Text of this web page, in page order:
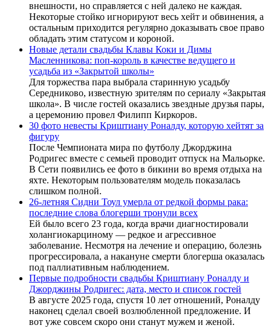
внешности, но справляется с ней далеко не каждая.
Некоторые стойко игнорируют весь хейт и обвинения, а
остальным приходится регулярно доказывать свое право
обладать этим статусом и короной.
Новые детали свадьбы Клавы Коки и Димы
Масленникова: поп-король в качестве ведущего и
усадьба из «Закрытой школы»
Для торжества пара выбрала старинную усадьбу
Середниково, известную зрителям по сериалу «Закрытая
школа». В числе гостей оказались звездные друзья пары,
а церемонию провел Филипп Киркоров.
30 фото невесты Криштиану Роналду, которую хейтят за
фигуру
После Чемпионата мира по футболу Джорджина
Родригес вместе с семьей проводит отпуск на Мальорке.
В Сети появились ее фото в бикини во время отдыха на
яхте. Некоторым пользователям модель показалась
слишком полной.
26-летняя Сидни Тоул умерла от редкой формы рака:
последние слова блогерши тронули всех
Ей было всего 23 года, когда врачи диагностировали
холангиокарциному — редкое и агрессивное
заболевание. Несмотря на лечение и операцию, болезнь
прогрессировала, а накануне смерти блогерша оказалась
под паллиативным наблюдением.
Первые подробности свадьбы Криштиану Роналду и
Джорджины Родригес: дата, место и список гостей
В августе 2025 года, спустя 10 лет отношений, Роналду
наконец сделал своей возлюбленной предложение. И
вот уже совсем скоро они станут мужем и женой.